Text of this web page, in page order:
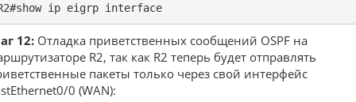
ip eigrp interface
12: Отладка приветственных сообщений OSPF на
R2, так как R2 теперь будет отправлять
пакеты только через свой интерфейс
0 (WAN):